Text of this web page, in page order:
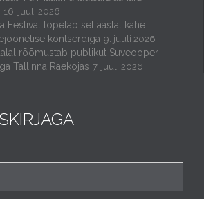
16. juuli 2026
Festival lõpetab sel aastal kahe
kontserdiga 9. juuli 2026
rõõmustab publikut Suveooper
Tallinna Raekojas 7. juuli 2026